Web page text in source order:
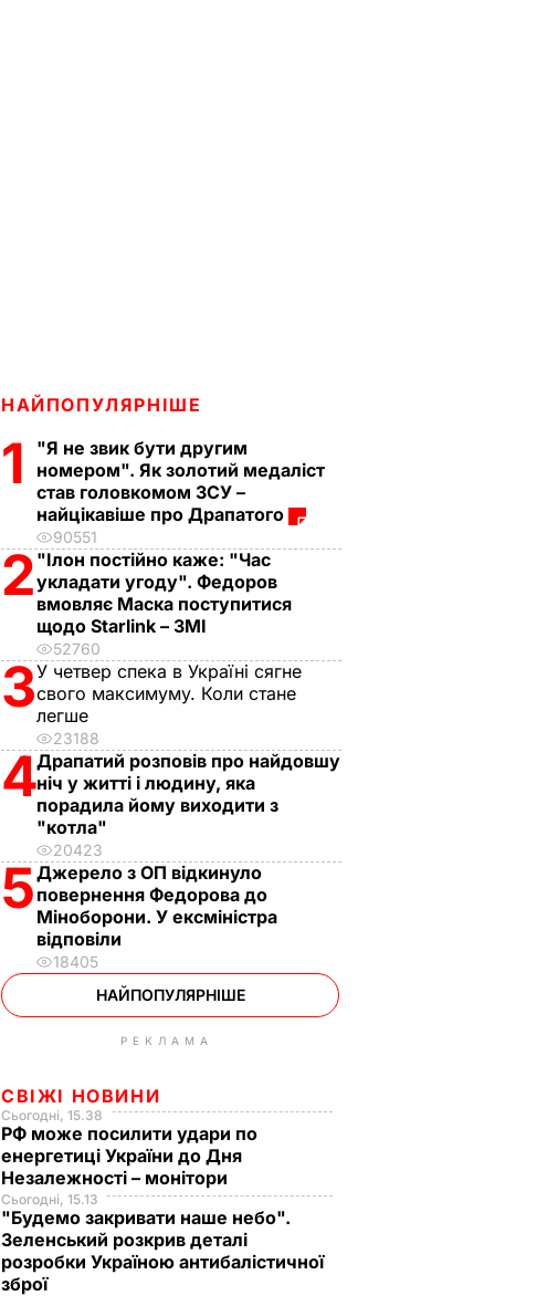
НАЙПОПУЛЯРНІШЕ
1
"Я не звик бути другим
номером". Як золотий медаліст
став головкомом ЗСУ –
найцікавіше про Драпатого
90551
2 "Ілон постійно каже: "Час
укладати угоду". Федоров
вмовляє Маска поступитися
щодо Starlink – ЗМІ
52760
3У четвер спека в Україні сягне
свого максимуму. Коли стане
легше
23188
4Драпатий розповів про найдовшу
ніч у житті і людину, яка
порадила йому виходити з
"котла"
20423
5Джерело з ОП відкинуло
повернення Федорова до
Міноборони. У ексміністра
відповіли
18405
НАЙПОПУЛЯРНІШЕ
РЕКЛАМА
СВІЖІ НОВИНИ
Сьогодні, 15.38
РФ може посилити удари по
енергетиці України до Дня
Незалежності – монітори
Сьогодні, 15.13
"Будемо закривати наше небо".
Зеленський розкрив деталі
розробки Україною антибалістичної
зброї